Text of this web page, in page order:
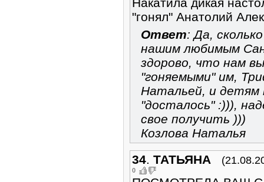
Накатила дикая
"гонял" Анатолий
Ответ: Да,
нашим любимым
здорово, что нам
"гоняемыми" им,
Натальей, и детям
"досталось" :))),
свое получить )))
Козлова Наталья
34. ТАТЬЯНА
0